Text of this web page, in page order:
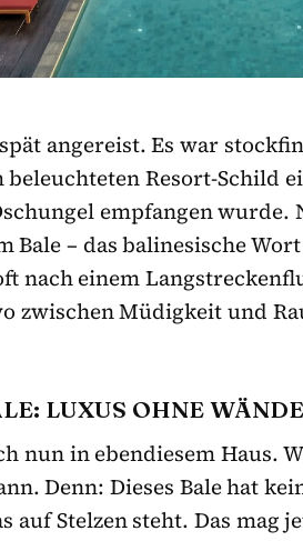
angereist. Es war
beleuchteten Resort-Schild
empfangen wurde.
Bale – das balinesische
nach einem
zwischen Müdigkeit und
LUXUS OHNE WÄNDE
nun in ebendiesem Haus.
Denn: Dieses Bale hat
auf Stelzen steht. Das mag